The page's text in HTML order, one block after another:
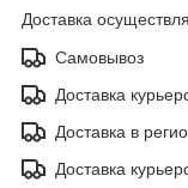
Доставка
Самовывоз
Доставка
Доставка в
Доставка